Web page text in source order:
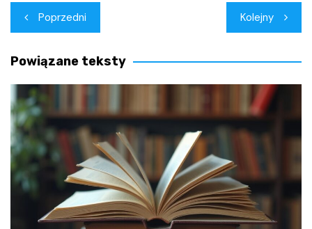
Nawigacja
wpisu
Poprzedni Kolejny
Powiązane teksty